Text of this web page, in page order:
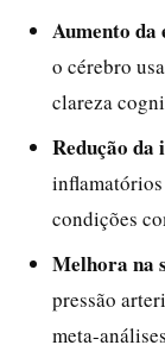
Aumento da
o cérebro
clareza
Redução da
condições
Melhora na
pressão
meta-